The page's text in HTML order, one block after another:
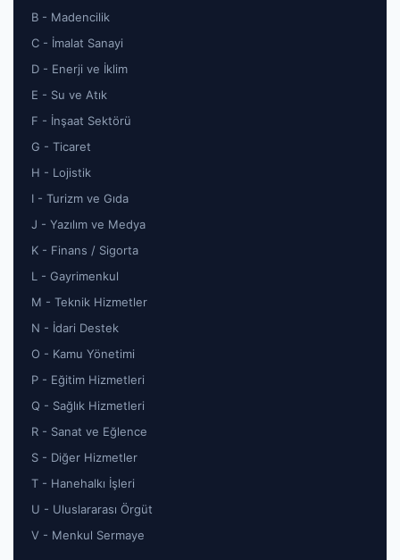
B - Madencilik
C - İmalat Sanayi
D - Enerji ve İklim
E - Su ve Atık
F - İnşaat Sektörü
G - Ticaret
H - Lojistik
I - Turizm ve Gıda
J - Yazılım ve Medya
K - Finans / Sigorta
L - Gayrimenkul
M - Teknik Hizmetler
N - İdari Destek
O - Kamu Yönetimi
P - Eğitim Hizmetleri
Q - Sağlık Hizmetleri
R - Sanat ve Eğlence
S - Diğer Hizmetler
T - Hanehalkı İşleri
U - Uluslararası Örgüt
V - Menkul Sermaye